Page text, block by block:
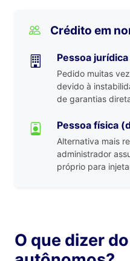
Crédito em
Pessoa
Pedido muitas
devido à
de garantias
Pessoa física
Alternativa mais
administrador
próprio para
O que dizer